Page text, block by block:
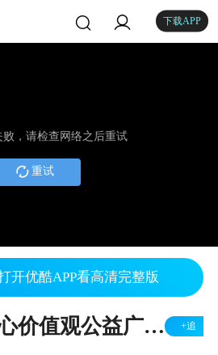
下载APP
败，请检查网络之后重试
重试
开优酷APP看高清完整版
【社会主义核心价值观公益广告】梦娃送吉祥 梦娃送美德（2016年45秒版） +追